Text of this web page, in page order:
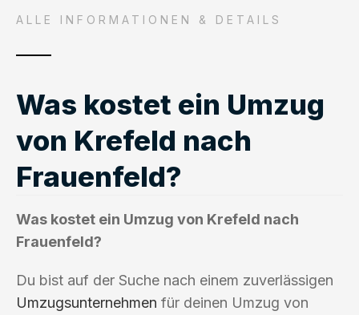
ALLE INFORMATIONEN & DETAILS
Was kostet ein Umzug
von Krefeld nach
Frauenfeld?
Was kostet ein Umzug von Krefeld nach
Frauenfeld?
Du bist auf der Suche nach einem zuverlässigen
Umzugsunternehmen für deinen Umzug von